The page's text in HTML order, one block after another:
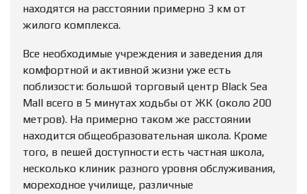
находятся на расстоянии примерно 3 км от
жилого комплекса.
Все необходимые учреждения и заведения для
комфортной и активной жизни уже есть
поблизости: большой торговый центр Black Sea
Mall всего в 5 минутах ходьбы от ЖК (около 200
метров). На примерно таком же расстоянии
находится общеобразовательная школа. Кроме
того, в пешей доступности есть частная школа,
несколько клиник разного уровня обслуживания,
мореходное училище, различные